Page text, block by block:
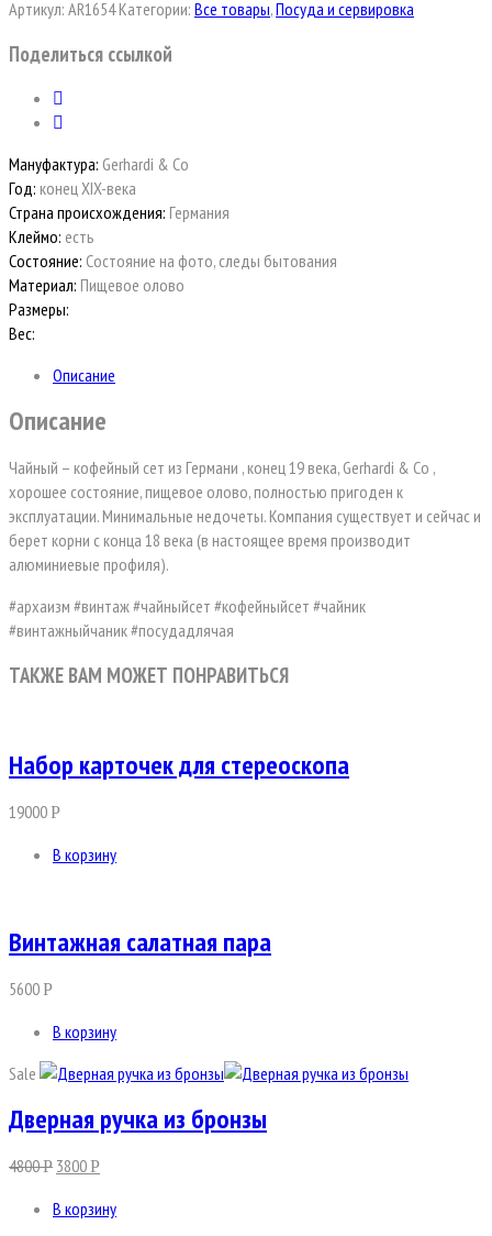
Артикул: AR1654 Категории: Все товары,Посуда и сервировка
Поделиться ссылкой
Мануфактура: Gerhardi & Co
Год: конец XIX-века
Страна происхождения: Германия
Клеймо: есть
Состояние: Состояние на фото, следы бытования
Материал: Пищевое олово
Размеры:
Вес:
Описание
Описание
Чайный – кофейный сет из Германи , конец 19 века, Gerhardi & Co ,
хорошее состояние, пищевое олово, полностью пригоден к
эксплуатации. Минимальные недочеты. Компания существует и сейчас и
берет корни с конца 18 века (в настоящее время производит
алюминиевые профиля).
#архаизм #винтаж #чайныйсет #кофейныйсет #чайник
#винтажныйчаник #посудадлячая
ТАКЖЕ ВАМ МОЖЕТ ПОНРАВИТЬСЯ
Набор карточек для стереоскопа
19000Р
В корзину
Винтажная салатная пара
5600Р
В корзину
Sale
Дверная ручка из бронзы
4800Р 3800Р
В корзину